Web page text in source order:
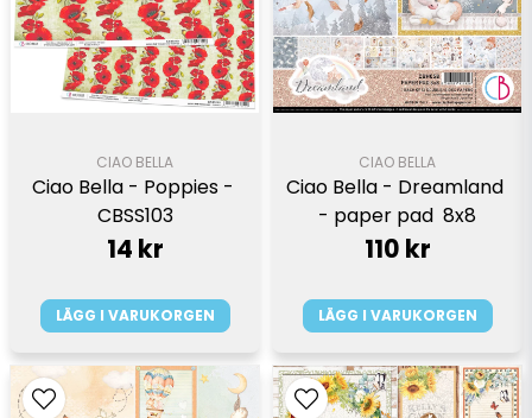
CIAO BELLA
Ciao Bella - Poppies -
CBSS103
14 kr
LÄGG I VARUKORGEN
CIAO BELLA
Ciao Bella - Dreamland
- paper pad  8x8
110 kr
LÄGG I VARUKORGEN